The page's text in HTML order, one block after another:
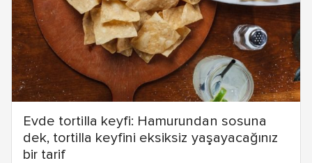
Evde tortilla keyfi: Hamurundan sosuna
dek, tortilla keyfini eksiksiz yaşayacağınız
bir tarif